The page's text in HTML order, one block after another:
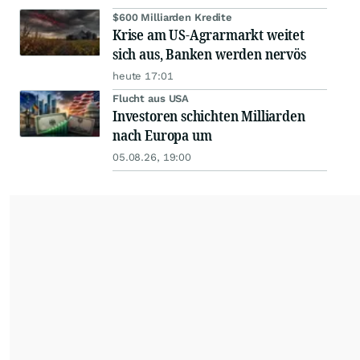
$600 Milliarden Kredite
Krise am US-Agrarmarkt weitet
sich aus, Banken werden nervös
heute 17:01
Flucht aus USA
Investoren schichten Milliarden
nach Europa um
05.08.26, 19:00